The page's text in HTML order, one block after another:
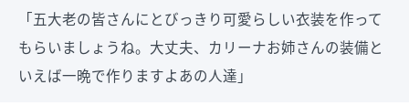
「五大老の皆さんにとびっきり可愛らしい衣装を作って
もらいましょうね。大丈夫、カリーナお姉さんの装備と
いえば一晩で作りますよあの人達」